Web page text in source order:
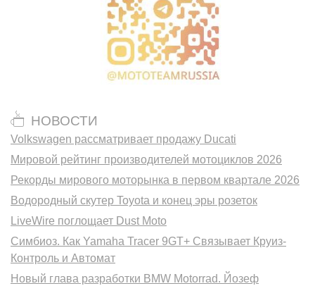
НОВОСТИ
Volkswagen рассматривает продажу Ducati
Мировой рейтинг производителей мотоциклов 2026
Рекорды мирового моторынка в первом квартале 2026
Водородный скутер Toyota и конец эры розеток
LiveWire поглощает Dust Moto
Симбиоз. Как Yamaha Tracer 9GT+ Связывает Круиз-
Контроль и Автомат
Новый глава разработки BMW Motorrad. Йозеф